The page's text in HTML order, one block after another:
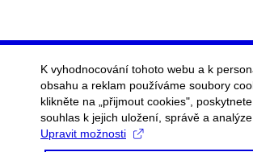
K vyhodnocování tohoto webu a k
obsahu a reklam používáme soubory
klikněte na „přijmout cookies",
souhlas k jejich uložení, správě a analýze.
Upravit možnosti